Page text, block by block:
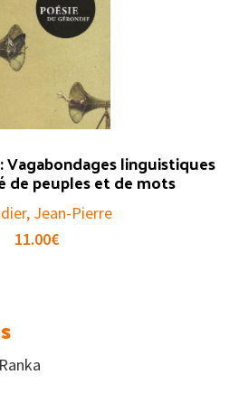
Vagabondages linguistiques
de peuples et de mots
Jean-Pierre
11.00€